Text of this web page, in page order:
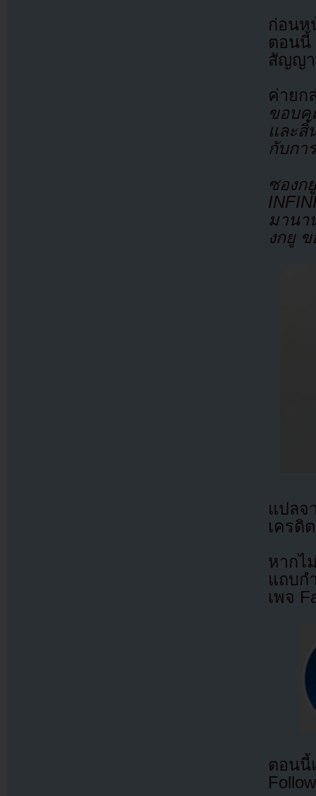
ก่อนห
ตอนนี้
สัญญา
ค่ายก
ขอบ
และสิ้
กับกา
ซองก
มานา
งกยู
แปล
เครดิ
หากไ
แถบก
เพจ
ตอนนี้